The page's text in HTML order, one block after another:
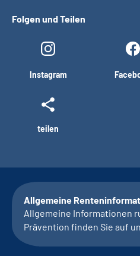
Folgen und Teilen
Instagram
teilen
Allgemeine
Allgemeine Informationen
Prävention finden Sie auf